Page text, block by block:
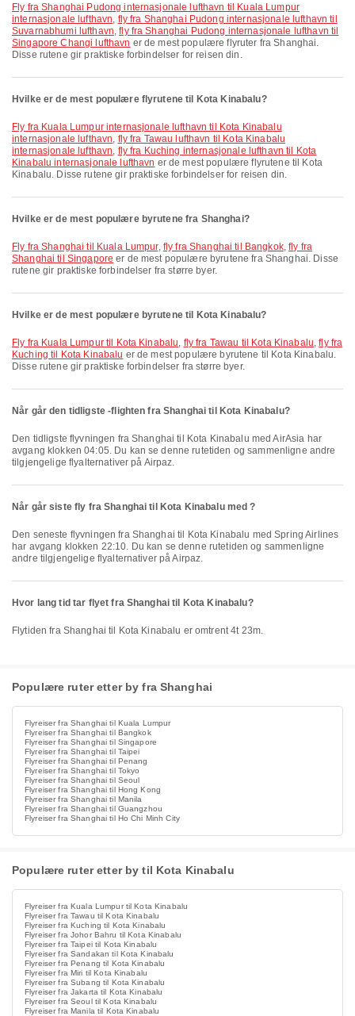
fly fra Shanghai Pudong internasjonale lufthavn til Kuala Lumpur
internasjonale lufthavn, fly fra Shanghai Pudong internasjonale lufthavn til
Suvarnabhumi lufthavn,fly fra Shanghai Pudong internasjonale lufthavn til
Singapore Changi lufthavn er de mest populære flyruter fra Shanghai.
Disse rutene gir praktiske forbindelser for reisen din.
Hvilke er de mest populære flyrutene til Kota Kinabalu?
fly fra Kuala Lumpur internasjonale lufthavn til Kota Kinabalu
internasjonale lufthavn, fly fra Tawau lufthavn til Kota Kinabalu
internasjonale lufthavn, fly fra Kuching internasjonale lufthavn til Kota
Kinabalu internasjonale lufthavn er de mest populære flyrutene til Kota
Kinabalu. Disse rutene gir praktiske forbindelser for reisen din.
Hvilke er de mest populære byrutene fra Shanghai?
fly fra Shanghai til Kuala Lumpur, fly fra Shanghai til Bangkok,fly fra
Shanghai til Singapore er de mest populære byrutene fra Shanghai. Disse
rutene gir praktiske forbindelser fra større byer.
Hvilke er de mest populære byrutene til Kota Kinabalu?
fly fra Kuala Lumpur til Kota Kinabalu, fly fra Tawau til Kota Kinabalu,fly fra
Kuching til Kota Kinabalu er de mest populære byrutene til Kota Kinabalu.
Disse rutene gir praktiske forbindelser fra større byer.
Når går den tidligste -flighten fra Shanghai til Kota Kinabalu?
Den tidligste flyvningen fra Shanghai til Kota Kinabalu med AirAsia har
avgang klokken 04:05. Du kan se denne rutetiden og sammenligne andre
tilgjengelige flyalternativer på Airpaz.
Når går siste fly fra Shanghai til Kota Kinabalu med ?
Den seneste flyvningen fra Shanghai til Kota Kinabalu med Spring Airlines
har avgang klokken 22:10. Du kan se denne rutetiden og sammenligne
andre tilgjengelige flyalternativer på Airpaz.
Hvor lang tid tar flyet fra Shanghai til Kota Kinabalu?
Flytiden fra Shanghai til Kota Kinabalu er omtrent 4t 23m.
Populære ruter etter by fra Shanghai
Flyreiser fra Shanghai til Kuala Lumpur
Flyreiser fra Shanghai til Bangkok
Flyreiser fra Shanghai til Singapore
Flyreiser fra Shanghai til Taipei
Flyreiser fra Shanghai til Penang
Flyreiser fra Shanghai til Tokyo
Flyreiser fra Shanghai til Seoul
Flyreiser fra Shanghai til Hong Kong
Flyreiser fra Shanghai til Manila
Flyreiser fra Shanghai til Guangzhou
Flyreiser fra Shanghai til Ho Chi Minh City
Populære ruter etter by til Kota Kinabalu
Flyreiser fra Kuala Lumpur til Kota Kinabalu
Flyreiser fra Tawau til Kota Kinabalu
Flyreiser fra Kuching til Kota Kinabalu
Flyreiser fra Johor Bahru til Kota Kinabalu
Flyreiser fra Taipei til Kota Kinabalu
Flyreiser fra Sandakan til Kota Kinabalu
Flyreiser fra Penang til Kota Kinabalu
Flyreiser fra Miri til Kota Kinabalu
Flyreiser fra Subang til Kota Kinabalu
Flyreiser fra Jakarta til Kota Kinabalu
Flyreiser fra Seoul til Kota Kinabalu
Flyreiser fra Manila til Kota Kinabalu